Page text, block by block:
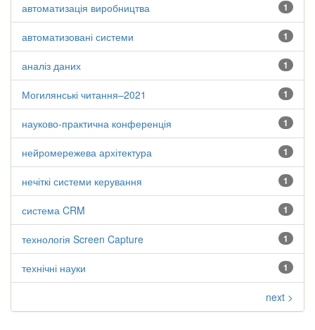
1
автоматизація виробництва
1
автоматизовані системи
1
аналіз даних
1
Могилянські читання–2021
1
науково-практична конференція
1
нейромережева архітектура
1
нечіткі системи керування
1
система CRM
1
технологія Screen Capture
1
технічні науки
next >